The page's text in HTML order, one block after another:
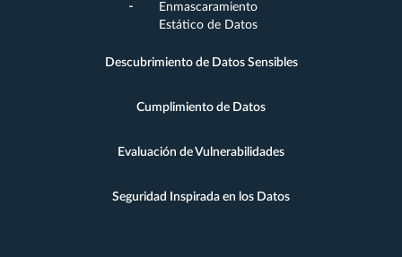
Enmascaramiento
Estático de Datos
Descubrimiento de Datos Sensibles
Cumplimiento de Datos
Evaluación de Vulnerabilidades
Seguridad Inspirada en los Datos